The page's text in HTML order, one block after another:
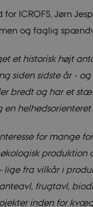
for ICROFS, Jørn
og faglig
et historisk højt
siden sidste år -
bredt og har et
for mange
produktion
lige fra vilkår i
frugtavl,
inden for